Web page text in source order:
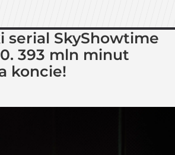
serial SkyShowtime
393 mln minut
koncie!